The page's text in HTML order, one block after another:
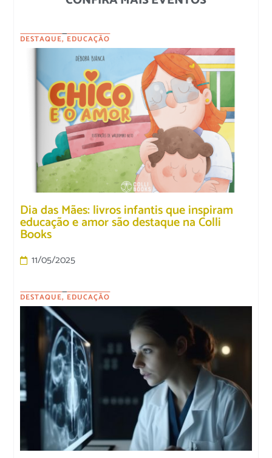
DESTAQUE, EDUCAÇÃO
Dia das Mães: livros infantis que inspiram
educação e amor são destaque na Colli
Books
11/05/2025
DESTAQUE, EDUCAÇÃO